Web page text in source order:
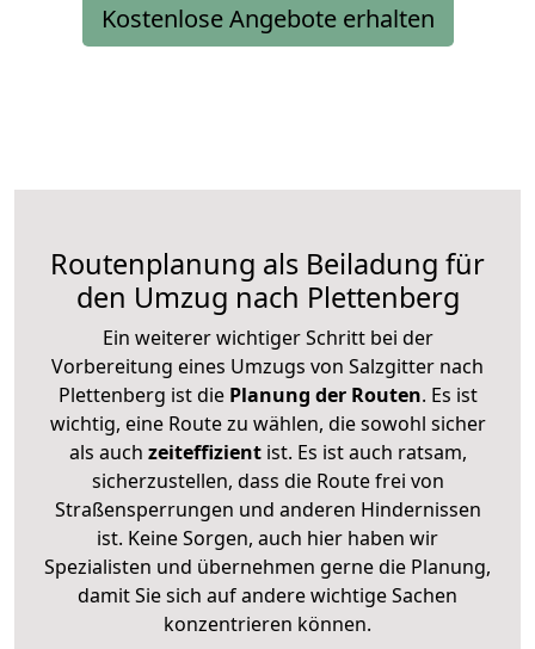
Kostenlose Angebote erhalten
Routenplanung als Beiladung für
den Umzug nach Plettenberg
Ein weiterer wichtiger Schritt bei der
Vorbereitung eines Umzugs von Salzgitter nach
Plettenberg ist diePlanung der Routen. Es ist
wichtig, eine Route zu wählen, die sowohl sicher
als auch zeiteffizientist. Es ist auch ratsam,
sicherzustellen, dass die Route frei von
Straßensperrungen und anderen Hindernissen
ist. Keine Sorgen, auch hier haben wir
Spezialisten und übernehmen gerne die Planung,
damit Sie sich auf andere wichtige Sachen
konzentrieren können.